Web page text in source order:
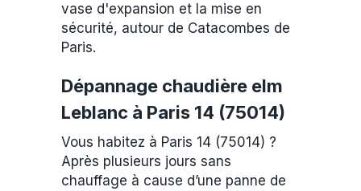
vase d'expansion et la mise en
sécurité, autour de Catacombes de
Paris.
Dépannage chaudière elm
Leblanc à Paris 14 (75014)
Vous habitez à Paris 14 (75014) ?
Après plusieurs jours sans
chauffage à cause d’une panne de